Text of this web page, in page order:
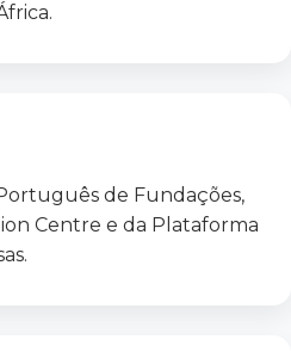
de Fundações,
Centre e da Plataforma